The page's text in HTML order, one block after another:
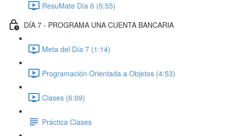
ResuMate Día 6 (5:55)
DÍA 7 - PROGRAMA UNA CUENTA BANCARIA
Meta del Día 7 (1:14)
Programación Orientada a Objetos (4:53)
Clases (6:09)
Práctica Clases